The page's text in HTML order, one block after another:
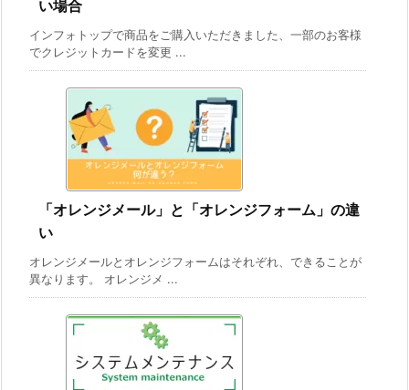
い場合
インフォトップで商品をご購入いただきました、一部のお客様
でクレジットカードを変更 ...
「オレンジメール」と「オレンジフォーム」の違
い
オレンジメールとオレンジフォームはそれぞれ、できることが
異なります。 オレンジメ ...